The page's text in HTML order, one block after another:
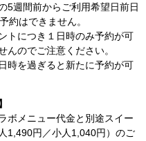
5週間前からご利用希望日前日
約はできません。
トにつき１日時のみ予約が可
んのでご注意ください。
時を過ぎると新たに予約が可
ボメニュー代金と別途スイー
1,490円／小人1,040円）のご